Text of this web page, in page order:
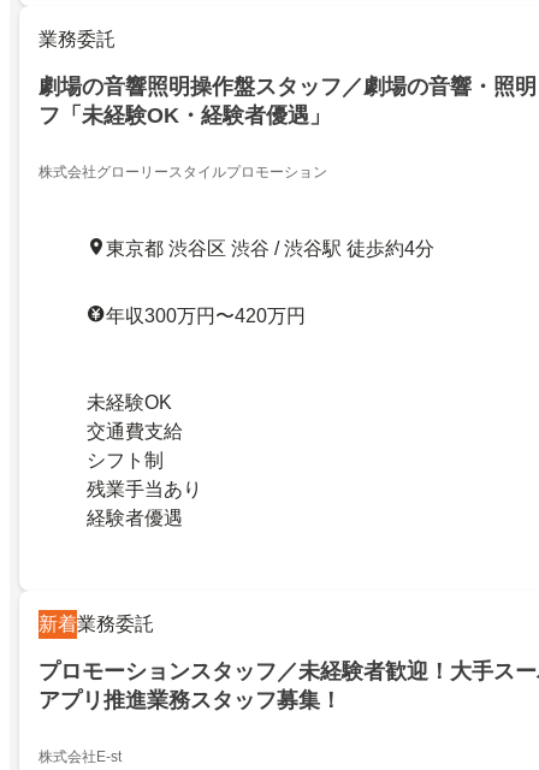
業務委託
劇場の音響照明操作盤スタッフ／劇場の音響・照
フ「未経験OK・経験者優遇」
株式会社グローリースタイルプロモーション
東京都 渋谷区 渋谷 / 渋谷駅 徒歩約4分
年収300万円〜420万円
未経験OK
交通費支給
シフト制
残業手当あり
経験者優遇
新着業務委託
プロモーションスタッフ／未経験者歓迎！大手ス
アプリ推進業務スタッフ募集！
株式会社E-st